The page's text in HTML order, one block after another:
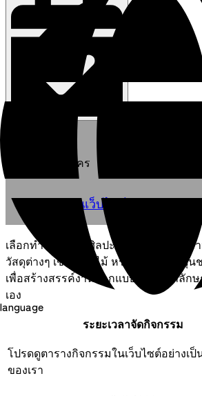
language
เลือกวิธีการสมัคร
สมัครผ่านเว็บไซต์ของผู้ประกอ
เลือกทำโครงงานศิลปะได้สองแบบ คุณสา
วัสดุต่างๆ เช่น ดอกไม้ หรือกระดาษญี่ปุ่นช
เพื่อสร้างสรรค์งานออกแบบที่เป็นเอกลั
เอง
ระยะเวลาจัดกิจกรรม
โปรดดูตารางกิจกรรมในเว็บไซต์อย่างเป็
ของเรา